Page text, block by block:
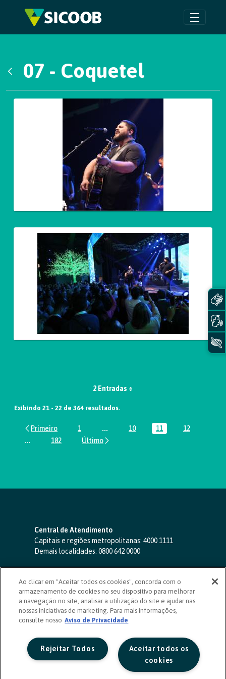
Pular para o Conteúdo principal
07 - Coquetel
2 Entradas
Exibindo 21 - 22 de 364 resultados.
Página
1 ...Páginas intermediárias Usar ABA
Página
10 Página
11 Página
12
...Páginas intermediárias Usar ABA para navegar.
Página
182
Central de Atendimento
Capitais e regiões metropolitanas: 4000 1111
Demais localidades: 0800 642 0000
SAC 24 horas-0800 724 4420
Ouvidoria
0800 725 0996
(de segunda a sexta, das 8h às 20h)
ouvidoriasicoob.com.br
Deficientes auditivos ou de fala
Ao clicar em "Aceitar todos os cookies", concorda com o
armazenamento de cookies no seu dispositivo para melhorar
a navegação no site, analisar a utilização do site e ajudar nas
nossas iniciativas de marketing. Para mais informações,
consulte nosso Aviso de Privacidade
Aceitar todos os
cookies
Rejeitar Todos